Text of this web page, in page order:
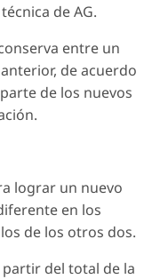
de AG.
entre un
de acuerdo
de los nuevos
lograr un nuevo
en los
de los otros dos.
del total de la